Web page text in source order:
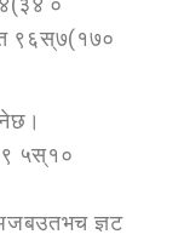
९६स्७(१७०
५स्१०
ज्ञट